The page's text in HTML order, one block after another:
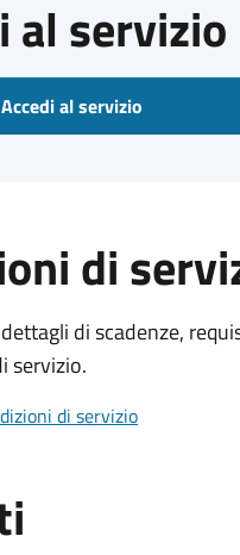
al servizio
Accedi al servizio
di
di scadenze,
servizio.
di servizio